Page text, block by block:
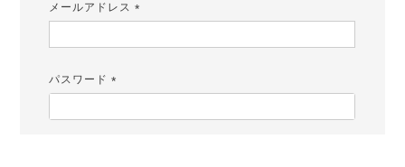
メールアドレス
パスワード